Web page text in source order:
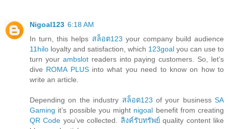
Nigoal123 6:18 AM
In turn, this helps สล็อต123 your company build audience
11hilo loyalty and satisfaction, which 123goal you can use to
turn your ambslotreaders into paying customers. So, let’s
dive ROMA PLUSinto what you need to know on how to
write an article.
Depending on the industry สล็อต123 of your business SA
Gaming it’s possible you might nigoal benefit from creating
QR Code you’ve collected. ลิงค์รับทรัพย์quality content like